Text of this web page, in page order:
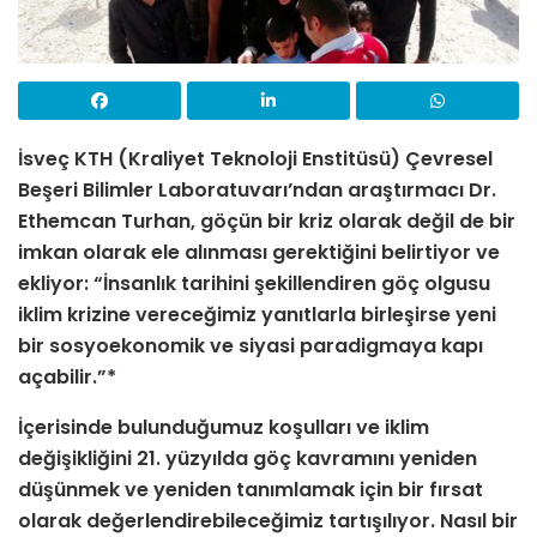
İsveç KTH (Kraliyet Teknoloji Enstitüsü) Çevresel
Beşeri Bilimler Laboratuvarı’ndan araştırmacı Dr.
Ethemcan Turhan, göçün bir kriz olarak değil de bir
imkan olarak ele alınması gerektiğini belirtiyor ve
ekliyor: “İnsanlık tarihini şekillendiren göç olgusu
iklim krizine vereceğimiz yanıtlarla birleşirse yeni
bir sosyoekonomik ve siyasi paradigmaya kapı
açabilir.”*
İçerisinde bulunduğumuz koşulları ve iklim
değişikliğini 21. yüzyılda göç kavramını yeniden
düşünmek ve yeni­den tanımlamak için bir fırsat
olarak değerlendirebileceğimiz tartışılıyor. Nasıl bir